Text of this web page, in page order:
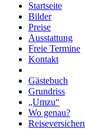
Startseite
Bilder
Preise
Ausstattung
Freie Termine
Kontakt
Gästebuch
Grundriss
„Umzu“
Wo genau?